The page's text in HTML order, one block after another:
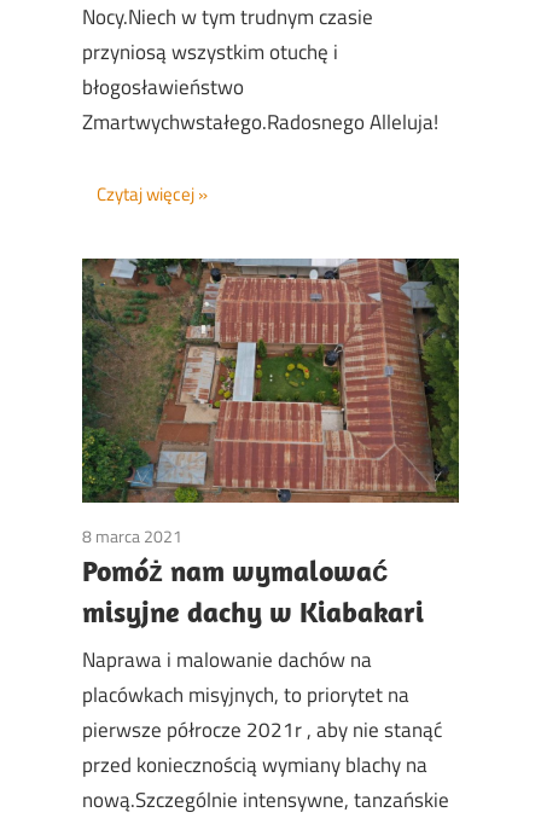
Nocy.Niech w tym trudnym czasie
przyniosą wszystkim otuchę i
błogosławieństwo
Zmartwychwstałego.Radosnego Alleluja!
Czytaj więcej
8 marca 2021
Pomóż nam wymalować
misyjne dachy w Kiabakari
Naprawa i malowanie dachów na
placówkach misyjnych, to priorytet na
pierwsze półrocze 2021r , aby nie stanąć
przed koniecznością wymiany blachy na
nową.Szczególnie intensywne, tanzańskie